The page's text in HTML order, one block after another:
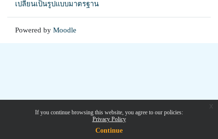
If you continue browsing this website, you agree to our policies:
Privacy Policy
Continue
เปลี่ยนเป็นรูปแบบมาตรฐาน
Powered by Moodle